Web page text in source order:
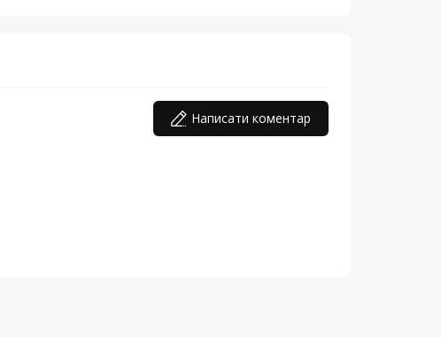
Написати коментар